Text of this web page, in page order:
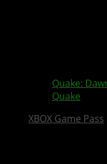
Quake:
Quake
XBOX Game Pass